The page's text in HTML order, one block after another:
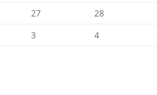
27 28
3 4